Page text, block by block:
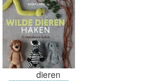
kleuren apart in te pakken met een
sticker welke kleur het is?
Desondanks zou ik deze shop zeker
wel aanbevelen wat betreft de
viltwol. Goede prijs/kwaliteit
verhouding.
dieren